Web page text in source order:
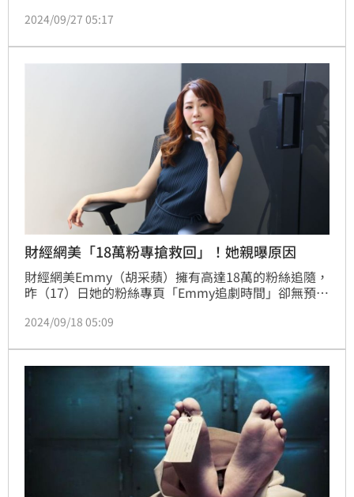
是中世紀人們為了阻止死者能死而復生，成為捕食活人
2024/09/27 05:17
財經網美「18萬粉專搶救回」！她親曝原因
財經網美Emmy（胡采蘋）擁有高達18萬的粉絲追隨，
昨（17）日她的粉絲專頁「Emmy追劇時間」卻無預警
的粉絲專頁及社團。今日她也發文宣布，粉專終於成功
2024/09/18 05:09